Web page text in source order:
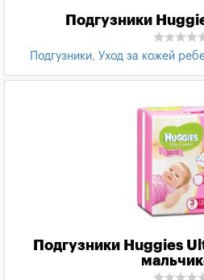
Подгузники
Подгузники, Уход за кожей
Подгузники Huggies